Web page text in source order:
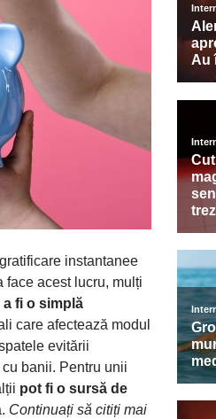
instantanee
acest lucru, mulți
fi o simplă
care afectează modul
evitării
banii. Pentru unii
pot fi o sursă de
Continuați să citiți mai